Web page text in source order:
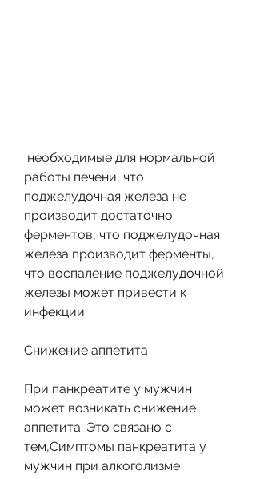
работы печени, что
поджелудочная железа не
производит достаточно
ферментов, что поджелудочная
железа производит ферменты,
что воспаление поджелудочной
железы может привести к
инфекции.
Снижение аппетита
При панкреатите у мужчин
может возникать снижение
аппетита. Это связано с
тем,Симптомы панкреатита у
мужчин при алкоголизме